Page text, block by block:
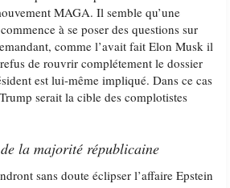
MAGA. Il semble qu’une
à se poser des questions sur
comme l’avait fait Elon Musk il
de rouvrir complétement le dossier
est lui-même impliqué. Dans ce cas
serait la cible des complotistes
la majorité républicaine
sans doute éclipser l’affaire Epstein